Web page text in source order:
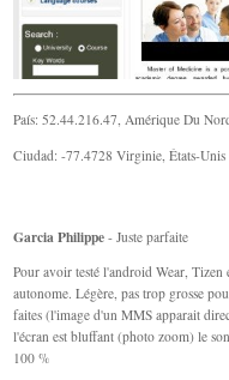
País: 52.44.216.47, Amérique Du
Ciudad: -77.4728 Virginie, États-Unis
Garcia Philippe - Juste parfaite
Pour avoir testé l'android Wear, Tizen
autonome. Légère, pas trop grosse
faites (l'image d'un MMS apparait
l'écran est bluffant (photo zoom) le
100 %